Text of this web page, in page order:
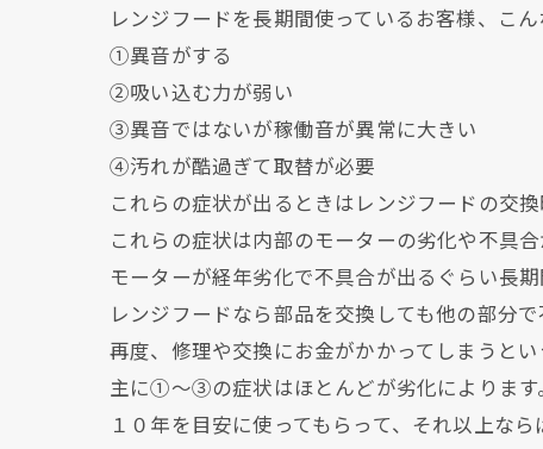
レンジフードを長期間使っているお客様、こ
①異音がする
②吸い込む力が弱い
③異音ではないが稼働音が異常に大きい
④汚れが酷過ぎて取替が必要
これらの症状が出るときはレンジフードの交
これらの症状は内部のモーターの劣化や不具合
モーターが経年劣化で不具合が出るぐらい長
レンジフードなら部品を交換しても他の部分
再度、修理や交換にお金がかかってしまうとい
主に①～③の症状はほとんどが劣化によります。
１０年を目安に使ってもらって、それ以上なら